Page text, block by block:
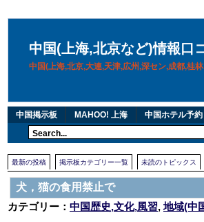
中国(上海,北京など)情報口
中国(上海,北京,大連,天津,広州,深セン,成都,桂
中国掲示板 MAHOO! 上海 中国ホテル予約
最新の投稿 掲示板カテゴリー一覧 未読のトピックス
犬，猫の食用禁止で
カテゴリー： 中国歴史,文化,風習,地域(中